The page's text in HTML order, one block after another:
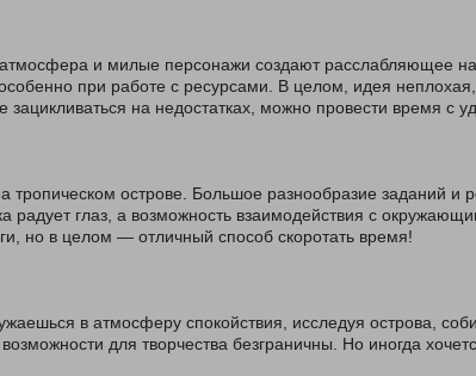
и милые персонажи создают расслабляющее
при работе с ресурсами. В целом, идея
на недостатках, можно провести время с
острове. Большое разнообразие заданий и
радует глаз, а возможность взаимодействия с
но в целом — отличный способ скоротать время!
в атмосферу спокойствия, исследуя острова,
для творчества безграничны. Но иногда